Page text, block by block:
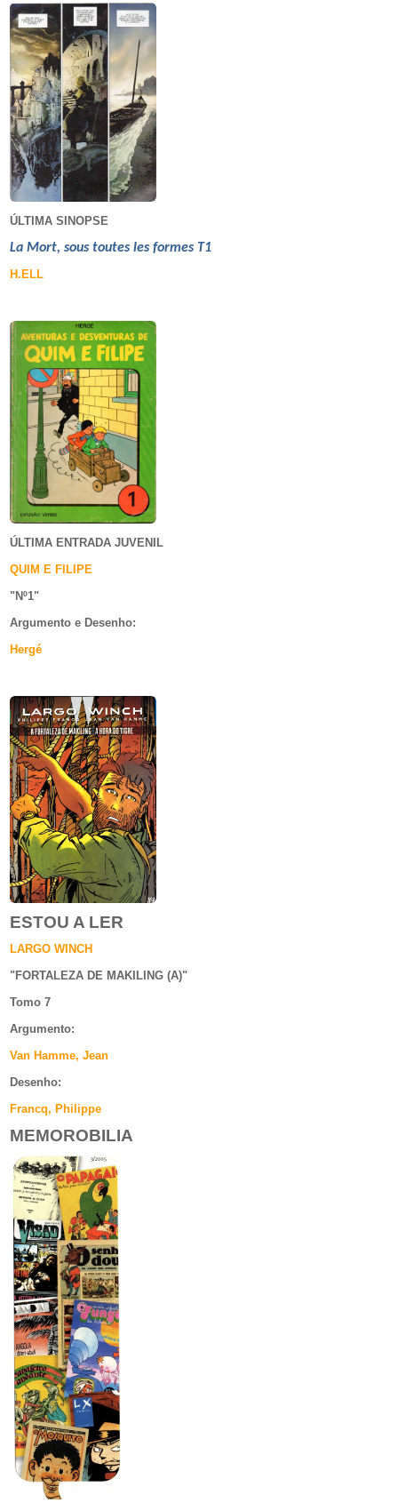
ÚLTIMA SINOPSE
La Mort, sous toutes les formes T1
H.ELL
ÚLTIMA ENTRADA JUVENIL
QUIM E FILIPE
"Nº1"
Argumento e Desenho:
Hergé
ESTOU A LER
LARGO WINCH
"FORTALEZA DE MAKILING (A)"
Tomo 7
Argumento:
Van Hamme, Jean
Desenho:
Francq, Philippe
MEMOROBILIA